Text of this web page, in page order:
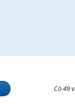
Có 49